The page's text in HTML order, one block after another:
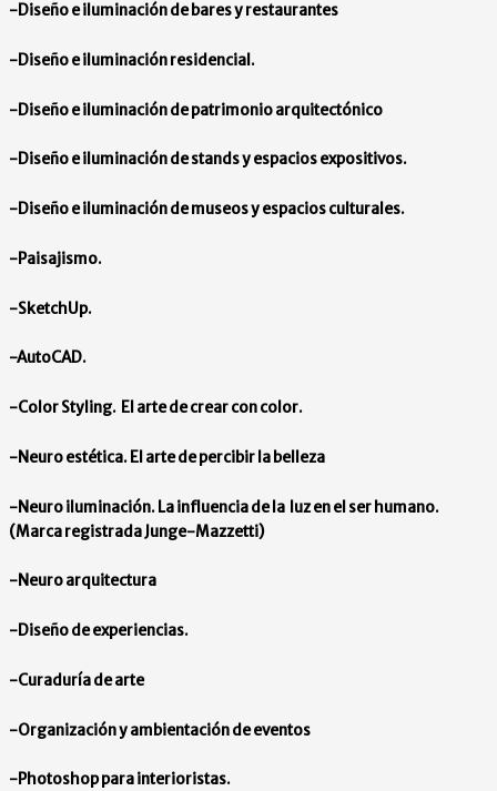
-Diseño e iluminación de bares y restaurantes
-Diseño e iluminación residencial.
-Diseño e iluminación de patrimonio arquitectónico
-Diseño e iluminación de stands y espacios expositivos.
-Diseño e iluminación de museos y espacios culturales.
-Paisajismo.
-SketchUp.
-AutoCAD.
-Color Styling. El arte de crear con color.
-Neuro estética. El arte de percibir la belleza
-Neuro iluminación. La influencia de la luz en el ser humano.
(Marca registrada Junge-Mazzetti)
-Neuro arquitectura
-Diseño de experiencias.
-Curaduría de arte
-Organización y ambientación de eventos
-Photoshop para interioristas.